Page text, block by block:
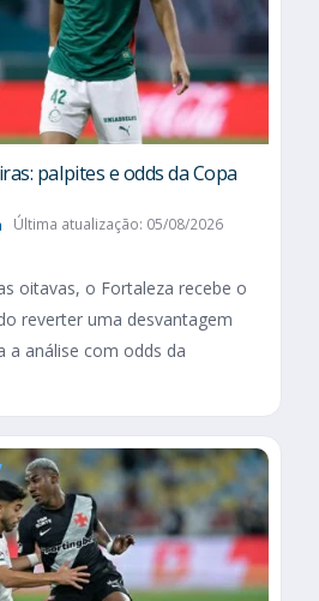
palpites e odds da Copa
Última atualização: 05/08/2026
oitavas, o Fortaleza recebe o
reverter uma desvantagem
a análise com odds da